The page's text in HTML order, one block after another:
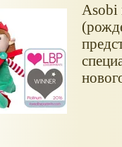
Asobi